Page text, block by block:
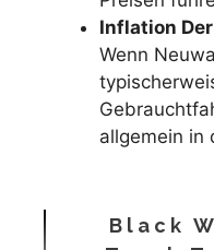
Inflation
Wenn
allgemein in
Black